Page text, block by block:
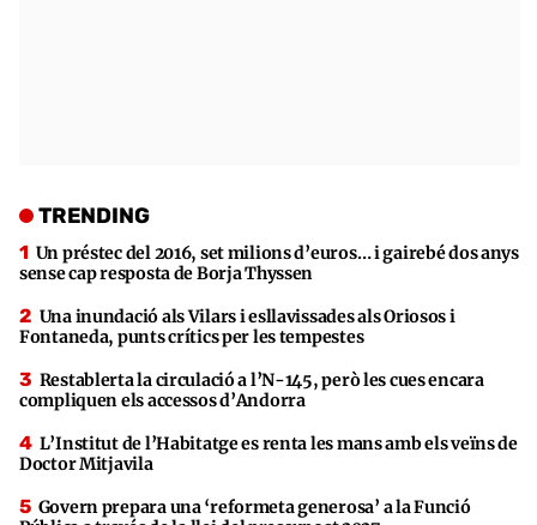
TRENDING
Un préstec del 2016, set milions d’euros… i gairebé dos anys
sense cap resposta de Borja Thyssen
Una inundació als Vilars i esllavissades als Oriosos i
Fontaneda, punts crítics per les tempestes
Restablerta la circulació a l’N-145, però les cues encara
compliquen els accessos d’Andorra
L’Institut de l’Habitatge es renta les mans amb els veïns de
Doctor Mitjavila
Govern prepara una ‘reformeta generosa’ a la Funció